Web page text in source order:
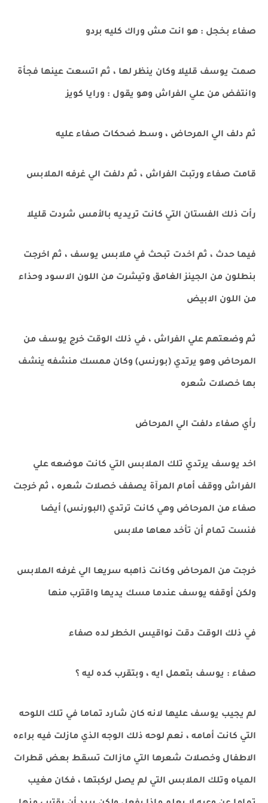
صفاء بخجل : هو انت مش وراك كليه بردو
صمت يوسف قليلا وكان ينظر لها ، ثم اتسعت عينها فجأة
وانتفض من علي الفراش وهو يقول : ورايا كويز
ثم دلف الي المرحاض ، وسط ضحكات صفاء عليه
قامت صفاء ورتبت الفراش ، ثم دلفت الي غرفه الملابس
رأت ذلك الفستان التي كانت تريديه بالأمس شردت قليلا
فيما حدث ، ثم اخدت تبحث في ملابس يوسف ، ثم اخرجت
بنطلون من الجينز الغامق وتيشرت من اللون الاسود وحذاء
من اللون الابيض
ثم وضعتهم علي الفراش ، في ذلك الوقت خرج يوسف من
المرحاض وهو يرتدي (بورنس) وكان ممسك منشفه ينشف
بها خصلات شعره
رأي صفاء دلفت الي المرحاض
اخد يوسف يرتدي تلك الملابس التي كانت موضعه علي
الفراش ووقف أمام المرآة يصفف خصلات شعره ، ثم خرجت
صفاء من المرحاض وهي كانت ترتدي (البورنس) أيضا
فنست تمام أن تأخد معاها ملابس
خرجت من المرحاض وكانت ذاهبه سريعا الي غرفه الملابس
ولكن أوقفه يوسف عندما مسك يديها واقترب منها
في ذلك الوقت دقت نواقيس الخطر لده صفاء
صفاء : يوسف بتعمل ايه ، وبتقرب كده ليه ؟
لم يجيب يوسف عليها لانه كان شارد تماما في تلك اللوحه
التي كانت أمامه ، نعم لوحه ذلك الوجه الذي مازلت فيه براءه
الاطفال وخصلات شعرها التي مازالت تسقط بعض قطرات
المياه وتلك الملابس التي لم يصل لركبتها ، فكان مغيب